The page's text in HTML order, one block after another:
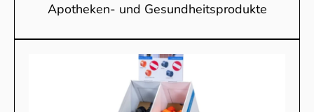
Apotheken- und Gesundheitsprodukte